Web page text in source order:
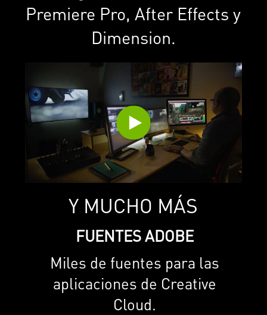
Premiere Pro, After Effects y
Dimension.
Y MUCHO MÁS
FUENTES ADOBE
Miles de fuentes para las
aplicaciones de Creative
Cloud.